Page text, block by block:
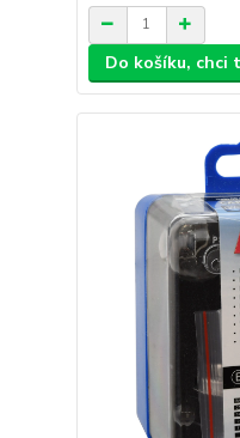
Do košíku, chci